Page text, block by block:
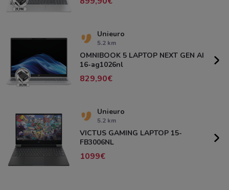
Unieuro
5.2 km
OMNIBOOK 5 LAPTOP NEXT GEN AI
16-ag1026nl
829,90
Unieuro
5.2 km
VICTUS GAMING LAPTOP 15-
FB3006NL
1099